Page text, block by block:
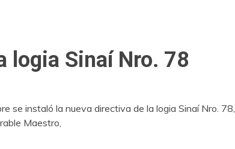
logia Sinaí Nro. 78
se instaló la nueva directiva de la logia Sinaí Nro. 78,
Maestro,